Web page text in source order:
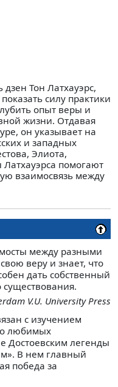
Тон Латхауэрс,
силу практики
опыт веры и
жизни. Отдавая
он указывает на
и западных
Элиота,
помогают
взаимосвязь между
мосты между разными
веру и знает, что
дать собственный
V.U. University Press
с изучением
любимых
Достоевским легенды
В нем главный
победа за